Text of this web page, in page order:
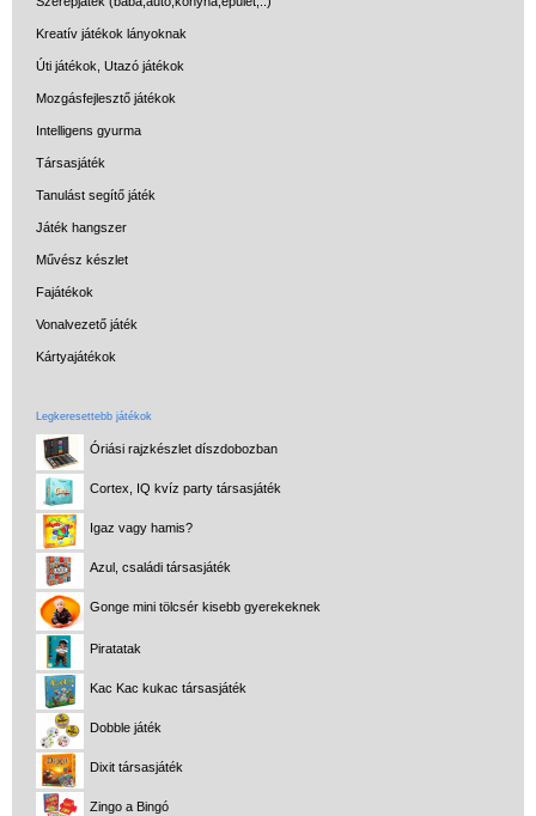
Kreatív játékok lányoknak
Úti játékok, Utazó játékok
Mozgásfejlesztő játékok
Intelligens gyurma
Társasjáték
Tanulást segítő játék
Játék hangszer
Művész készlet
Fajátékok
Vonalvezető játék
Kártyajátékok
Legkeresettebb játékok
Óriási rajzkészlet díszdobozban
Cortex, IQ kvíz party társasjáték
Igaz vagy hamis?
Azul, családi társasjáték
Gonge mini tölcsér kisebb gyerekeknek
Piratatak
Kac Kac kukac társasjáték
Dobble játék
Dixit társasjáték
Zingo a Bingó